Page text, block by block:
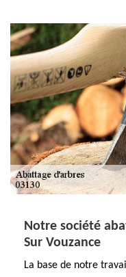
Notre société
Sur Vouzance
La base de notre